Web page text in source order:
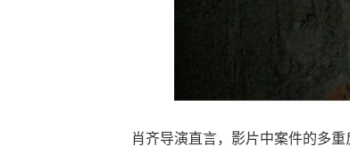
肖齐导演直言，影片中案件的多重